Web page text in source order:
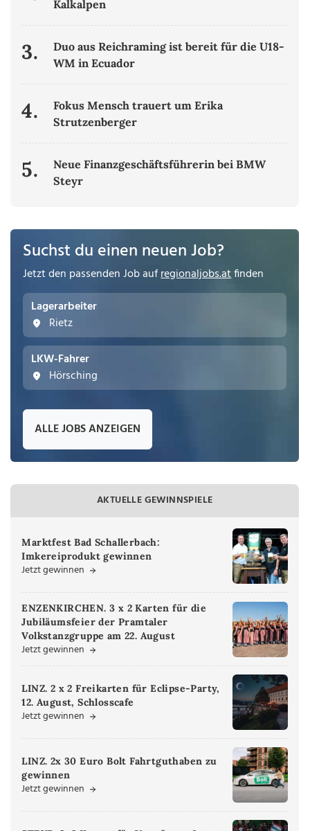
Kalkalpen
3.
Duo aus Reichraming ist bereit für die U18-
WM in Ecuador
4.
Fokus Mensch trauert um Erika
Strutzenberger
5.
Neue Finanzgeschäftsführerin bei BMW
Steyr
Suchst du einen neuen Job?
Jetzt den passenden Job aufregionaljobs.atfinden
Lagerarbeiter
Rietz
LKW-Fahrer
Hörsching
ALLE JOBS ANZEIGEN
AKTUELLE GEWINNSPIELE
Marktfest Bad Schallerbach:
Imkereiprodukt gewinnen
Jetzt gewinnen
ENZENKIRCHEN. 3 x 2 Karten für die
Jubiläumsfeier der Pramtaler
Volkstanzgruppe am 22. August
Jetzt gewinnen
LINZ. 2 x 2 Freikarten für Eclipse-Party,
12. August, Schlosscafe
Jetzt gewinnen
LINZ. 2x 30 Euro Bolt Fahrtguthaben zu
gewinnen
Jetzt gewinnen